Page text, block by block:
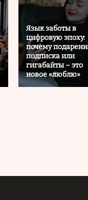
Язык заботы в
цифровую эпоху:
почему
подписка или
гигабайты – это
новое «люблю»